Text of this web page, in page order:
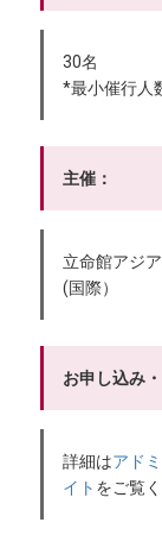
30名
*最小催行
主催：
立命館アジ
(国際）
お申し込み
詳細はアド
イト をご覧